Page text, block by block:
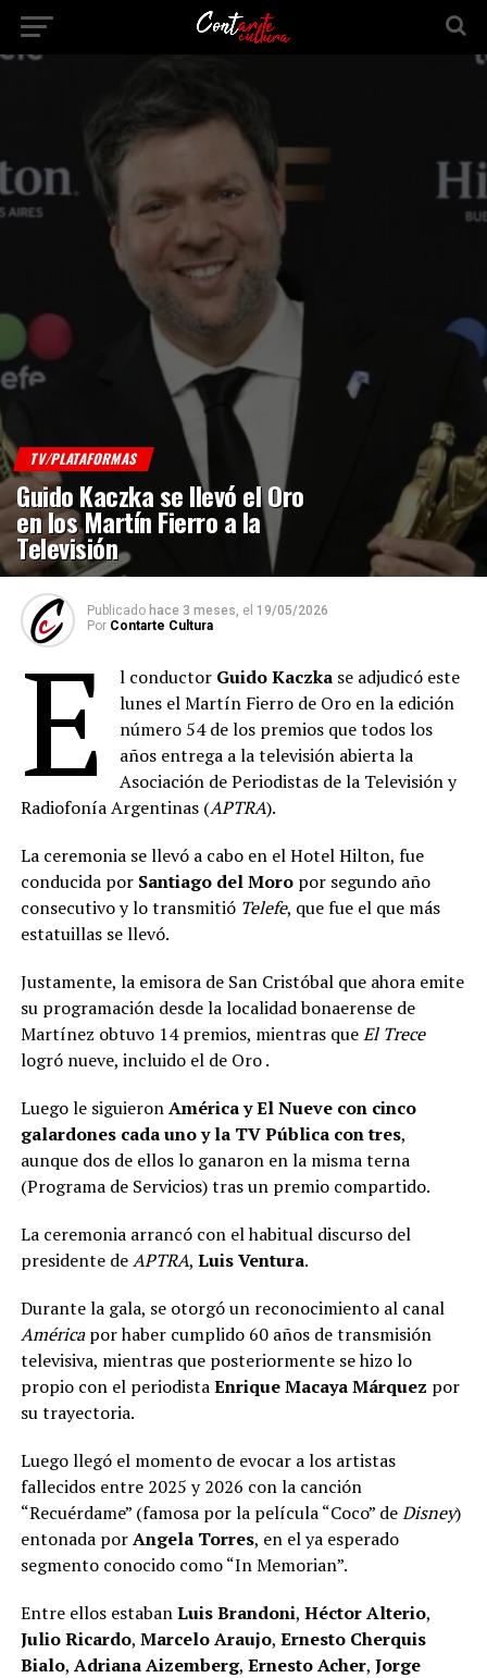
TV/PLATAFORMAS
Guido Kaczka se llevó el Oro
en los Martín Fierro a la
Televisión
Publicado hace 3 meses, el 19/05/2026
Por Contarte Cultura
E l conductor Guido Kaczka se adjudicó este
lunes el Martín Fierro de Oro en la edición
número 54 de los premios que todos los
años entrega a la televisión abierta la
Asociación de Periodistas de la Televisión y
Radiofonía Argentinas (APTRA).
La ceremonia se llevó a cabo en el Hotel Hilton, fue
conducida por Santiago del Moropor segundo año
consecutivo y lo transmitió Telefe, que fue el que más
estatuillas se llevó.
Justamente, la emisora de San Cristóbal que ahora emite
su programación desde la localidad bonaerense de
Martínez obtuvo 14 premios, mientras queEl Trece
logró nueve, incluido el de Oro .
Luego le siguieronAmérica y El Nueve con cinco
galardones cada uno y la TV Pública con tres,
aunque dos de ellos lo ganaron en la misma terna
(Programa de Servicios) tras un premio compartido.
La ceremonia arrancó con el habitual discurso del
presidente deAPTRA, Luis Ventura.
Durante la gala, se otorgó un reconocimiento al canal
Américapor haber cumplido 60 años de transmisión
televisiva, mientras que posteriormente se hizo lo
propio con el periodistaEnrique Macaya Márquez por
su trayectoria.
Luego llegó el momento de evocar a los artistas
fallecidos entre 2025 y 2026 con la canción
“Recuérdame” (famosa por la película “Coco” deDisney)
entonada porAngela Torres, en el ya esperado
segmento conocido como “In Memorian”.
Entre ellos estabanLuis Brandoni, Héctor Alterio,
Julio Ricardo, Marcelo Araujo, Ernesto Cherquis
Bialo, Adriana Aizemberg, Ernesto Acher, Jorge